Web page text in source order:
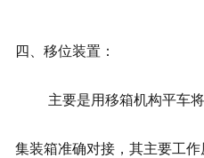
四、移位装置：
主要是用移箱机构平车
集装箱准确对接，其主要工